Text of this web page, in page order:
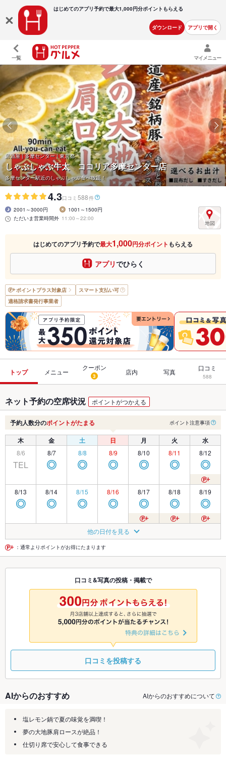
はじめてのアプリ予約で最大1,000円分ポイントもらえる
ダウンロード アプリで開く
一覧 マイメニュー
居酒屋 | 多摩センター | 東京都
しゃぶしゃぶ牛太 ココリア多摩センター店
多摩センター駅近のしゃぶしゃぶ食べ放題！
4.3口コミ 588件
2001～3000円
1001～1500円
ただいま営業時間外 11:00～22:00
はじめてのアプリ予約で最大1,000円分ポイント もらえる
アプリでひらく
ポイントプラス対象店
スマート支払い可
適格請求書発行事業者
トップ メニュー
クーポン
3 店内 写真 口コミ
588
ネット予約の空席状況 ポイントがつかえる
予約人数分のポイントがたまる ポイント注意事項
木 金 土 日 月 火 水
8/6
TEL
8/7
◎
8/8
◎
8/9
◎
8/10
◎
8/11
◎
8/12
◎
8/13
◎
8/14
◎
8/15
◎
8/16
◎
8/17
◎
8/18
◎
8/19
◎
◎ ◎
8/22
◎
8/23
◎
8/24
◎ ◎ ◎
8/27 8/28 8/29
◎
8/30
◎
8/31
◎
9/1 9/2
9/5
◎
9/6
◎
9/7
◎
他の日付を見る
：通常よりポイントがお得にたまります
口コミ&写真の投稿・掲載で
口コミを投稿する
AIからのおすすめ AIからのおすすめについて
塩レモン鍋で夏の味覚を満喫！
夢の大地豚肩ロースが絶品！
仕切り席で安心して食事できる